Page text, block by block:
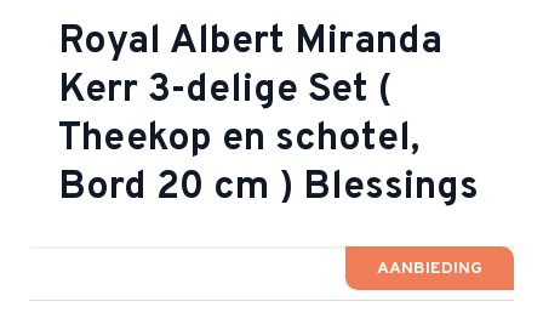
Royal Albert Miranda
Kerr 3-delige Set (
Theekop en schotel,
Bord 20 cm ) Blessings
AANBIEDING